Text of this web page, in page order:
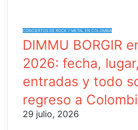
CONCIERTOS DE ROCK Y METAL EN COLOMBIA
DIMMU BORGIR
2026: fecha, lugar,
entradas y todo
regreso a
29 julio, 2026